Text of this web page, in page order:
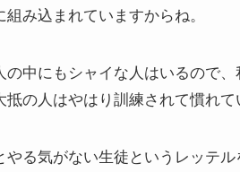
み込まれていますからね。
中にもシャイな人はいるので
の人はやはり訓練されて慣れて
る気がない生徒というレッテ